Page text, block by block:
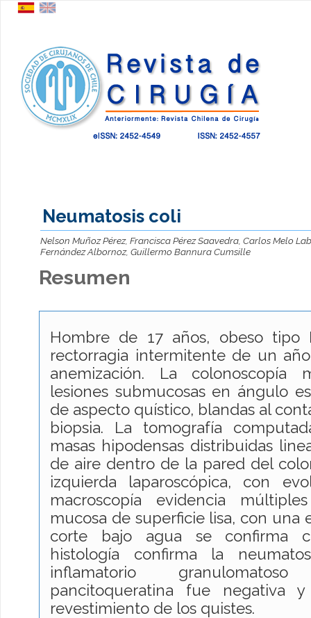
Neumatosis coli
Nelson Muñoz Pérez, Francisca Pérez Saavedra, Carlos Melo
Fernández Albornoz, Guillermo Bannura Cumsille
Resumen
Hombre de 17 años, obeso tipo
rectorragia intermitente de un
anemización. La colonoscopía
lesiones submucosas en ángulo
de aspecto quístico, blandas al
biopsia. La tomografía
masas hipodensas distribuidas
de aire dentro de la pared del
izquierda laparoscópica, con
macroscopía evidencia
mucosa de superficie lisa, con una
corte bajo agua se confirma
histología confirma la
inflamatorio
pancitoqueratina fue negativa
revestimiento de los quistes.